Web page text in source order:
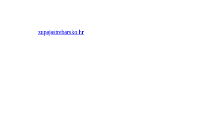
Izvor:zupajastrebarsko.hr